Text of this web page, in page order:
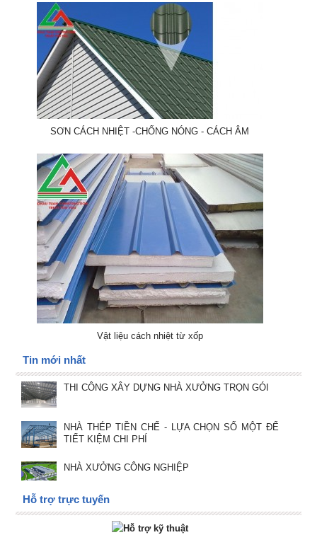
SƠN CÁCH NHIỆT -CHỐNG NÓNG - CÁCH ÂM
Vật liệu cách nhiệt từ xốp
Tin mới nhất
THI CÔNG XÂY DỰNG NHÀ XƯỞNG TRỌN GÓI
NHÀ THÉP TIỀN CHẾ - LỰA CHỌN SỐ MỘT ĐỂ
TIẾT KIỆM CHI PHÍ
NHÀ XƯỞNG CÔNG NGHIỆP
Hỗ trợ trực tuyến